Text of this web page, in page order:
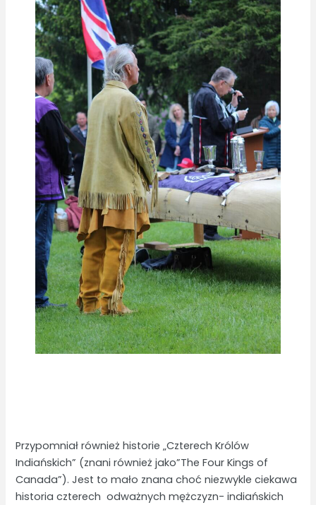
Przypomniał również historie „Czterech Królów
Indiańskich” (znani również jako”The Four Kings of
Canada”). Jest to mało znana choć niezwykle ciekawa
historia czterech odważnych mężczyzn- indiańskich